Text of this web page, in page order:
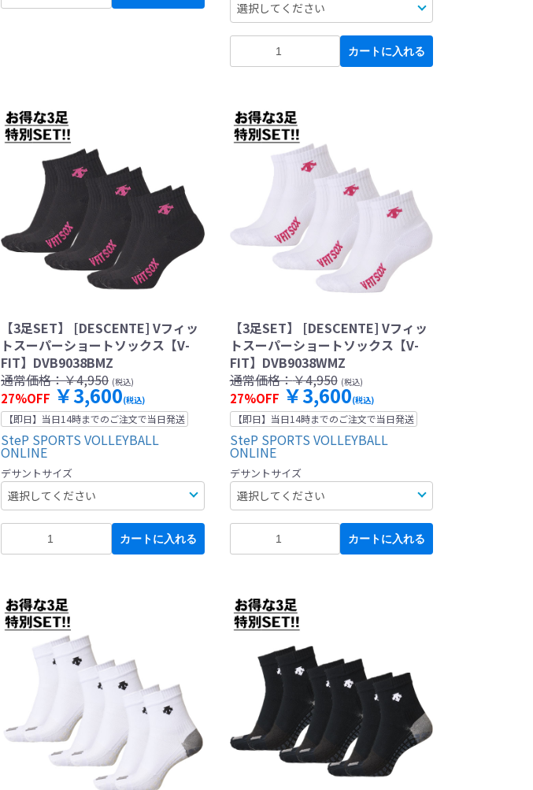
カートに入れる
【3足SET】 [DESCENTE] Vフィッ
トスーパーショートソックス【V-
FIT】DVB9038BMZ
通常価格：￥4,950 (税込)
27%OFF ￥3,600(税込)
【即日】当日14時までのご注文で当日発送
SteP SPORTS VOLLEYBALL
ONLINE
デサントサイズ
カートに入れる
【3足SET】 [DESCENTE] Vフィッ
トスーパーショートソックス【V-
FIT】DVB9038WMZ
通常価格：￥4,950 (税込)
27%OFF￥3,600(税込)
【即日】当日14時までのご注文で当日発送
SteP SPORTS VOLLEYBALL
ONLINE
デサントサイズ
カートに入れる